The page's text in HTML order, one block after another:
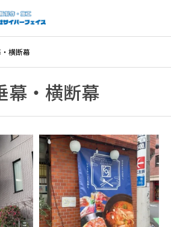
横断幕
幕・横断幕